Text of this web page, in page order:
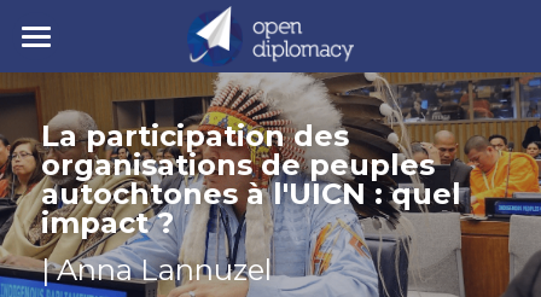
| Accueil
| Nos activités
• Nos jeunes leaders
• Nos événements
| Nos actualités
| Polycrise
La participation des
organisations de peuples
autochtones à l'UICN : quel
impact ?
| Anna Lannuzel